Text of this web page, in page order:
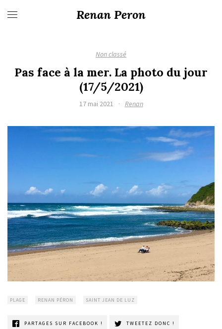
Renan Peron
Non classé
Pas face à la mer. La photo du jour
(17/5/2021)
17 mai 2021 · Renan
PLAGE RENAN PÉRON SAINT JEAN DE LUZ
PARTAGES SUR FACEBOOK ! TWEETEZ DONC !